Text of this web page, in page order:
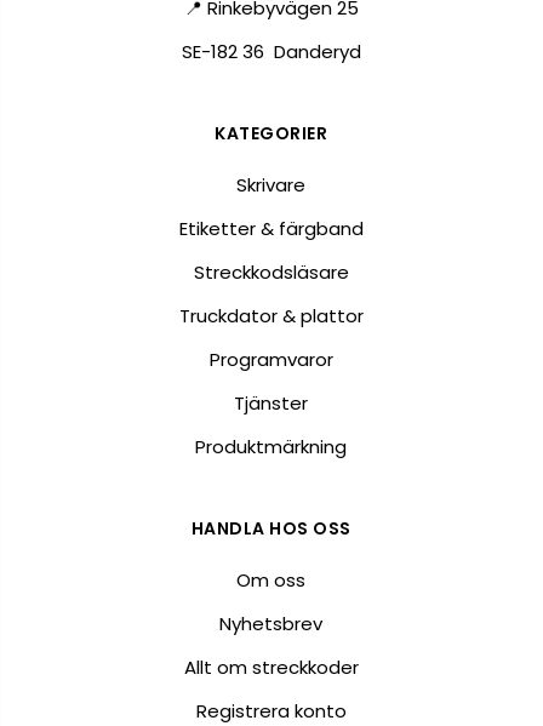
📍 Rinkebyvägen 25
SE-182 36 Danderyd
KATEGORIER
Skrivare
Etiketter & färgband
Streckkodsläsare
Truckdator & plattor
Programvaror
Tjänster
Produktmärkning
HANDLA HOS OSS
Om oss
Nyhetsbrev
Allt om streckkoder
Registrera konto